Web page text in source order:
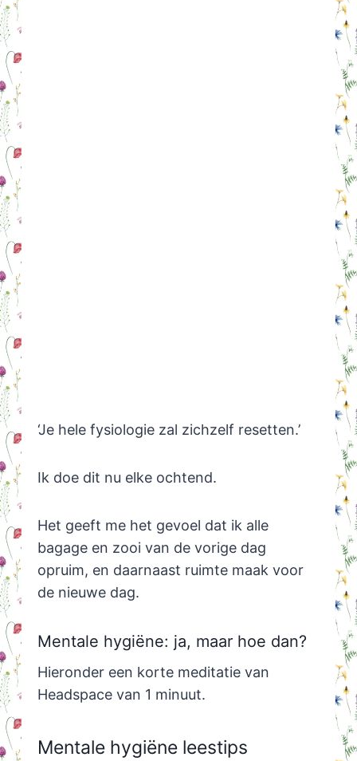
‘Je hele fysiologie zal zichzelf resetten.’
Ik doe dit nu elke ochtend.
Het geeft me het gevoel dat ik alle
bagage en zooi van de vorige dag
opruim, en daarnaast ruimte maak voor
de nieuwe dag.
Mentale hygiëne: ja, maar hoe dan?
Hieronder een korte meditatie van
Headspace van 1 minuut.
Mentale hygiëne leestips